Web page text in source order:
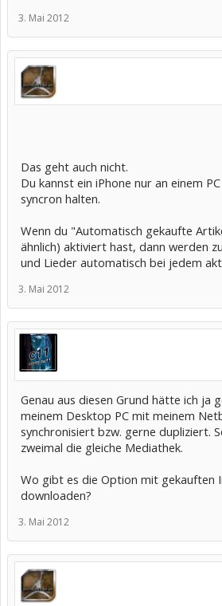
3. Mai 2012
Das geht auch nicht.
Du kannst ein iPhone nur an einem
syncron halten.
Wenn du "Automatisch gekaufte
ähnlich) aktiviert hast, dann werden
und Lieder automatisch bei jedem
3. Mai 2012
Genau aus diesen Grund hätte ich ja
meinem Desktop PC mit meinem
synchronisiert bzw. gerne dupliziert.
zweimal die gleiche Mediathek.
Wo gibt es die Option mit gekauften
downloaden?
3. Mai 2012